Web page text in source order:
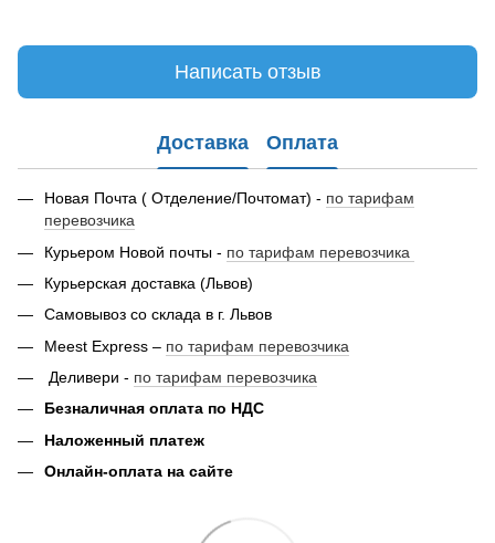
Написать отзыв
Доставка Оплата
Новая Почта ( Отделение/Почтомат) - по тарифам
перевозчика
Курьером Новой почты - по тарифам перевозчика
Курьерская доставка (Львов)
Самовывоз со склада в г. Львов
Meest Express – по тарифам перевозчика
Деливери - по тарифам перевозчика
Безналичная оплата по НДС
Наложенный платеж
Онлайн-оплата на сайте